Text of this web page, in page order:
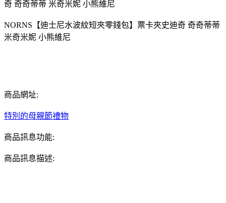
奇 奇奇蒂蒂 米奇米妮 小熊維尼
NORNS【迪士尼水波紋短夾零錢包】票卡夾史迪奇 奇奇蒂蒂
米奇米妮 小熊維尼
商品網址:
特別的母親節禮物
商品訊息功能:
商品訊息描述: